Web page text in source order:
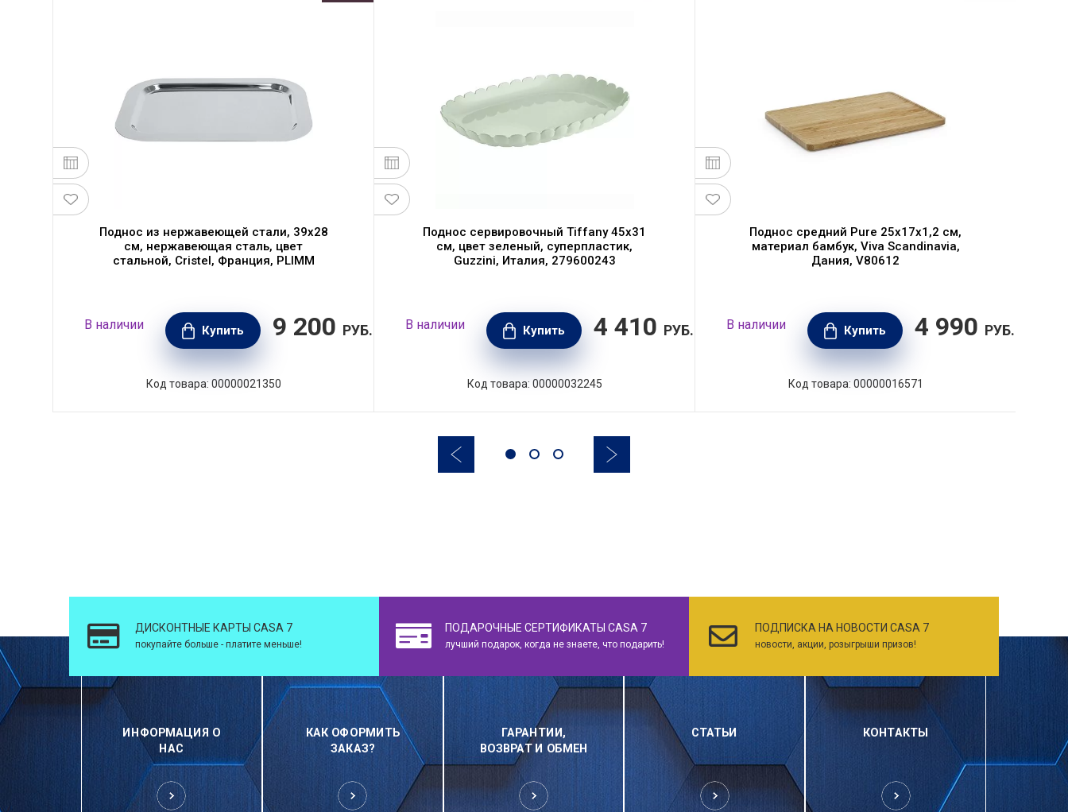
Поднос из нержавеющей стали, 39x28
см, нержавеющая сталь, цвет
стальной, Cristel, Франция, PLIMM
В наличии Купить 9 200 РУБ.
Код товара: 00000021350
Поднос сервировочный Tiffany 45х31
см, цвет зеленый, суперпластик,
Guzzini, Италия, 279600243
В наличии Купить 4 410 РУБ.
Код товара: 00000032245
Поднос средний Pure 25х17х1,2 см,
материал бамбук, Viva Scandinavia,
Дания, V80612
В наличии Купить 4 990 РУБ.
Код товара: 00000016571
ДИСКОНТНЫЕ КАРТЫ CASA 7
покупайте больше - платите меньше!
ПОДАРОЧНЫЕ СЕРТИФИКАТЫ CASA 7
лучший подарок, когда не знаете, что подарить!
ПОДПИСКА НА НОВОСТИ CASA 7
новости, акции, розыгрыши призов!
ИНФОРМАЦИЯ О
НАС
КАК ОФОРМИТЬ
ЗАКАЗ?
ГАРАНТИИ,
ВОЗВРАТ И ОБМЕН
СТАТЬИ КОНТАКТЫ